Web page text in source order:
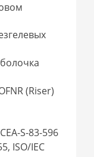
(Riser)
S-83-596
ISO/IEC